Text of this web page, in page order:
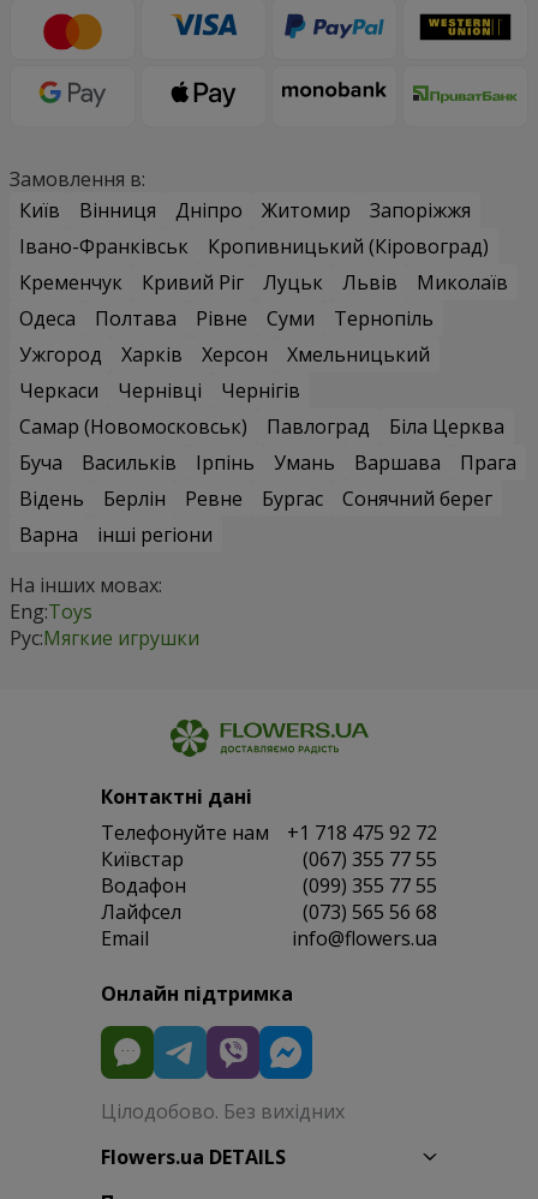
Замовлення в:
Київ
Вінниця Дніпро Житомир
Запоріжжя
Івано-Франківськ
Кропивницький (Кіровоград)
Кременчук
Кривий Ріг Луцьк Львів
Миколаїв
Одеса
Полтава Рівне Суми
Тернопіль
Ужгород
Харків Херсон
Хмельницький
Черкаси
Чернівці
Чернігів
Самар (Новомосковськ)
Павлоград
Біла Церква
Буча
Васильків Ірпінь Умань Варшава
Прага
Відень
Берлін Ревне Бургас
Сонячний берег
Варна
інші регіони
На інших мовах:
Eng:Toys
Рус:Мягкие игрушки
Контактні дані
Телефонуйте нам
+1 718 475 92 72
Київстар
(067) 355 77 55
Водафон
(099) 355 77 55
Лайфсел
(073) 565 56 68
Email
info@flowers.ua
Онлайн підтримка
Цілодобово. Без вихідних
Flowers.ua DETAILS